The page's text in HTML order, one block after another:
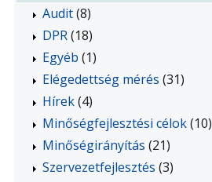
Audit(8)
DPR(18)
Egyéb (1)
Elégedettség mérés (31)
Hírek(4)
Minőségfejlesztési célok(10)
Minőségirányítás (21)
Szervezetfejlesztés (3)